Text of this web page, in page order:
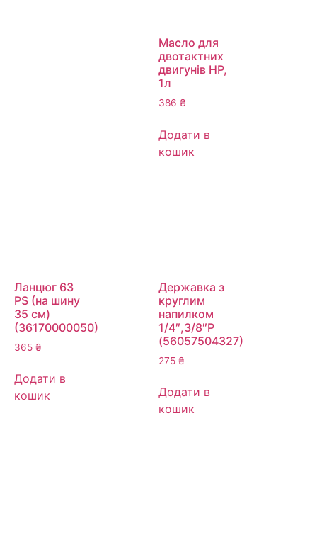
Масло для
двотактних
двигунів HP,
1л
386 ₴
Додати в
кошик
Ланцюг 63
PS (на шину
35 см)
(36170000050)
365 ₴
Додати в
кошик
Державка з
круглим
напилком
1/4″,3/8″P
(56057504327)
275 ₴
Додати в
кошик